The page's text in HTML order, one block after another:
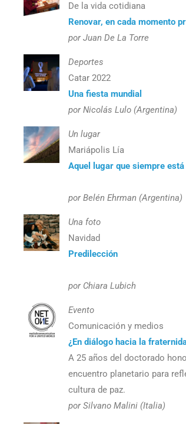
De la vida cotidiana
Renovar, en cada momento
por Juan De La Torre
Deportes
Catar 2022
Una fiesta mundial
por Nicolás Lulo (Argentina)
Un lugar
Mariápolis Lía
Aquel lugar que siempre está
por Belén Ehrman (Argentina)
Una foto
Navidad
Predilección
por Chiara Lubich
Evento
Comunicación y medios
¿En diálogo hacia la
A 25 años del doctorado
encuentro planetario para
cultura de paz.
por Silvano Malini (Italia)